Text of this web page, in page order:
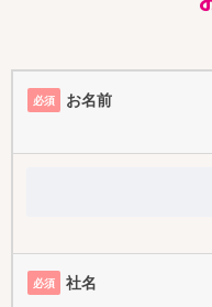
必須 お名前
必須 社名